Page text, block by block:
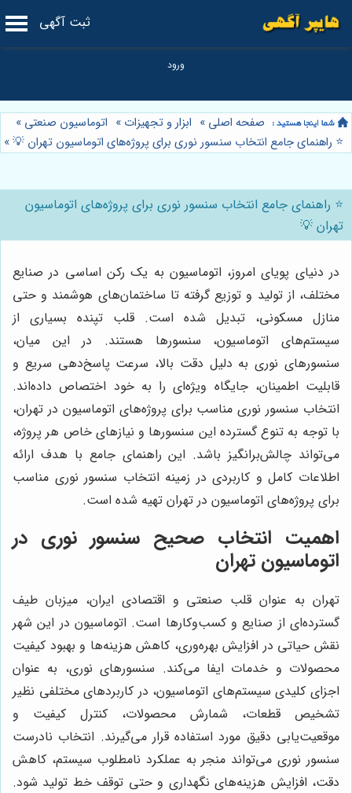
ثبت آگهی
صفحه اصلی » ابزار و تجهیزات » اتوماسیون صنعتی »
⭐️ راهنمای جامع انتخاب سنسور نوری برای پروژه‌های اتوماسیون تهران 💡»
⭐️ راهنمای جامع انتخاب سنسور نوری برای پروژه‌های اتوماسیون
تهران 💡
در دنیای پویای امروز، اتوماسیون به یک رکن اساسی در صنایع
مختلف، از تولید و توزیع گرفته تا ساختمان‌های هوشمند و حتی
منازل مسکونی، تبدیل شده است. قلب تپنده بسیاری از
سیستم‌های اتوماسیون، سنسورها هستند. در این میان،
سنسورهای نوری به دلیل دقت بالا، سرعت پاسخ‌دهی سریع و
قابلیت اطمینان، جایگاه ویژه‌ای را به خود اختصاص داده‌اند.
انتخاب سنسور نوری مناسب برای پروژه‌های اتوماسیون در تهران،
با توجه به تنوع گسترده این سنسورها و نیازهای خاص هر پروژه،
می‌تواند چالش‌برانگیز باشد. این راهنمای جامع با هدف ارائه
اطلاعات کامل و کاربردی در زمینه انتخاب سنسور نوری مناسب
برای پروژه‌های اتوماسیون در تهران تهیه شده است.
اهمیت انتخاب صحیح سنسور نوری در
اتوماسیون تهران
تهران به عنوان قلب صنعتی و اقتصادی ایران، میزبان طیف
گسترده‌ای از صنایع و کسب‌وکارها است. اتوماسیون در این شهر
نقش حیاتی در افزایش بهره‌وری، کاهش هزینه‌ها و بهبود کیفیت
محصولات و خدمات ایفا می‌کند. سنسورهای نوری، به عنوان
اجزای کلیدی سیستم‌های اتوماسیون، در کاربردهای مختلفی نظیر
تشخیص قطعات، شمارش محصولات، کنترل کیفیت و
موقعیت‌یابی دقیق مورد استفاده قرار می‌گیرند. انتخاب نادرست
سنسور نوری می‌تواند منجر به عملکرد نامطلوب سیستم، کاهش
دقت، افزایش هزینه‌های نگهداری و حتی توقف خط تولید شود.